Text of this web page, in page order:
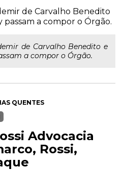
de Carvalho Benedito
a compor o Órgão.
de Carvalho Benedito e
a compor o Órgão.
QUENTES
Advocacia
Rossi,